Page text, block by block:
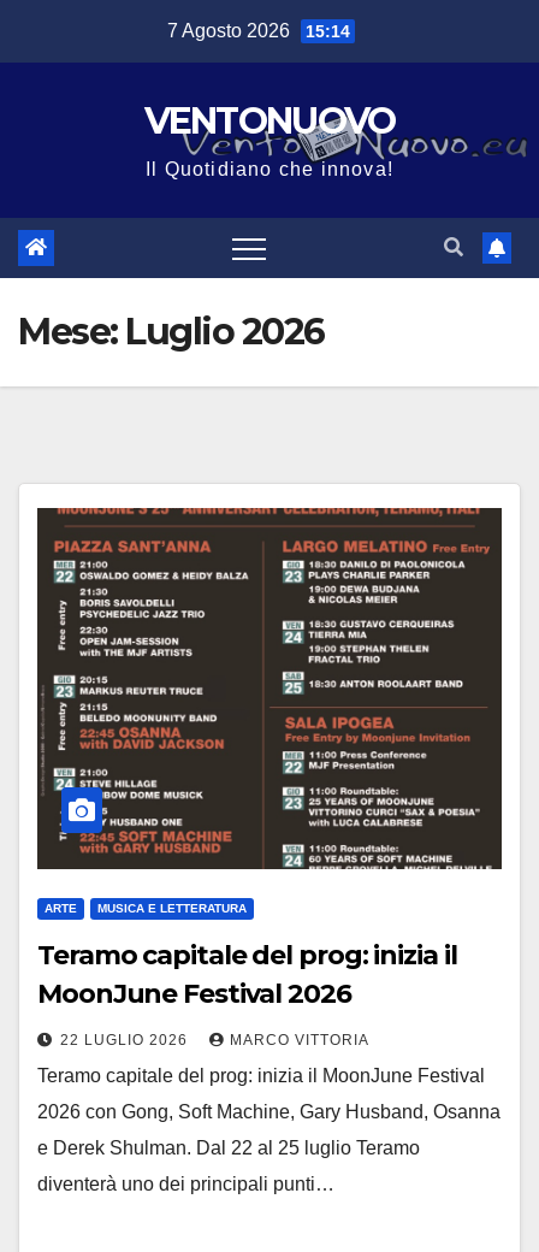
7 Agosto 2026 15:14
VENTONUOVO
Il Quotidiano che innova!
Mese: Luglio 2026
ARTE MUSICA E LETTERATURA
Teramo capitale del prog: inizia il
MoonJune Festival 2026
22 LUGLIO 2026 MARCO VITTORIA
Teramo capitale del prog: inizia il MoonJune Festival
2026 con Gong, Soft Machine, Gary Husband, Osanna
e Derek Shulman. Dal 22 al 25 luglio Teramo
diventerà uno dei principali punti…